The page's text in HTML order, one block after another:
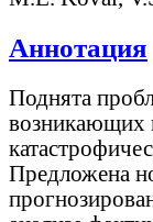
Аннотация
Поднята
возникающих
Предложена